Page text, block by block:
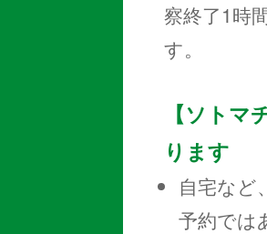
察終了1時
す。
【ソト
ります
自宅など
予約では